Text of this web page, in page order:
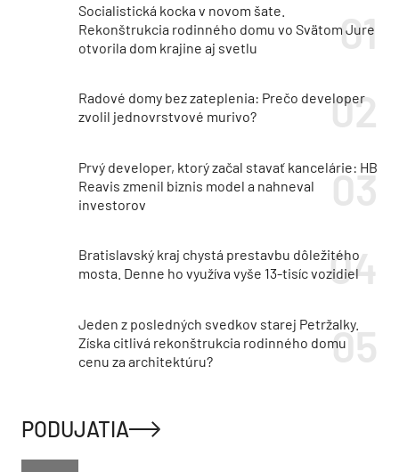
Socialistická kocka v novom šate.
Rekonštrukcia rodinného domu vo Svätom Jure
otvorila dom krajine aj svetlu
Radové domy bez zateplenia: Prečo developer
zvolil jednovrstvové murivo?
Prvý developer, ktorý začal stavať kancelárie: HB
Reavis zmenil biznis model a nahneval
investorov
Bratislavský kraj chystá prestavbu dôležitého
mosta. Denne ho využíva vyše 13-tisíc vozidiel
Jeden z posledných svedkov starej Petržalky.
Získa citlivá rekonštrukcia rodinného domu
cenu za architektúru?
PODUJATIA